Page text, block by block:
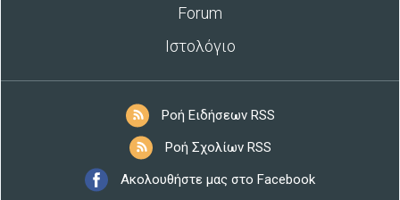
Forum
Ιστολόγιο
Ροή Ειδήσεων RSS
Ροή Σχολίων RSS
Ακολουθήστε μας στο Facebook